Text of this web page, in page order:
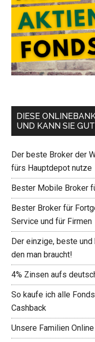
DIESE
UND KANN SIE
Der beste Broker der
fürs Hauptdepot nutze
Bester Mobile Broker
Bester Broker für
Service und für Firmen
Der einzige, beste
den man braucht!
4% Zinsen aufs
So kaufe ich alle
Cashback
Unsere Familien